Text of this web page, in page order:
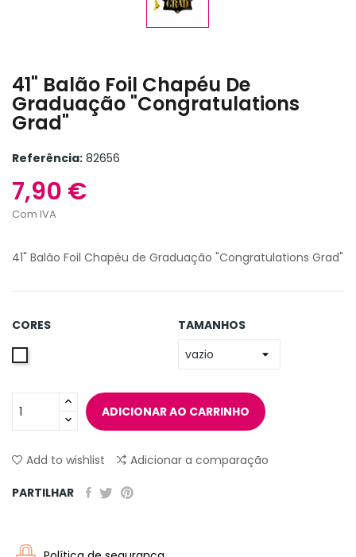
41" Balão Foil Chapéu De
Graduação "Congratulations
Grad"
Referência: 82656
7,90 €
Com IVA
41" Balão Foil Chapéu de Graduação "Congratulations Grad"
CORES
Única
TAMANHOS
ADICIONAR AO CARRINHO
Add to wishlist Adicionar a comparação
PARTILHAR